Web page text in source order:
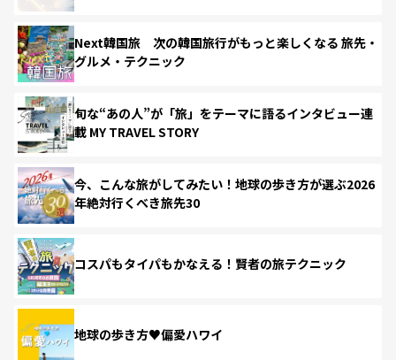
Next韓国旅 次の韓国旅行がもっと楽しくなる 旅先・
グルメ・テクニック
旬な“あの人”が「旅」をテーマに語るインタビュー連
載 MY TRAVEL STORY
今、こんな旅がしてみたい！地球の歩き方が選ぶ2026
年絶対行くべき旅先30
コスパもタイパもかなえる！賢者の旅テクニック
地球の歩き方♥偏愛ハワイ